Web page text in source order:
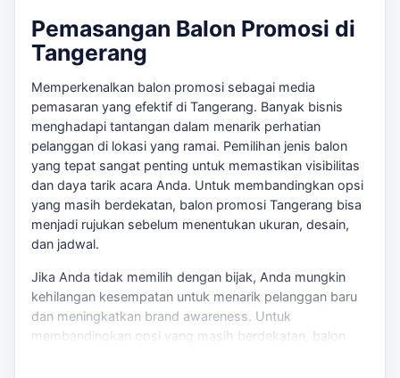
Pemasangan Balon Promosi di
Tangerang
Memperkenalkan balon promosi sebagai media
pemasaran yang efektif di Tangerang. Banyak bisnis
menghadapi tantangan dalam menarik perhatian
pelanggan di lokasi yang ramai. Pemilihan jenis balon
yang tepat sangat penting untuk memastikan visibilitas
dan daya tarik acara Anda. Untuk membandingkan opsi
yang masih berdekatan, balon promosi Tangerang bisa
menjadi rujukan sebelum menentukan ukuran, desain,
dan jadwal.
Jika Anda tidak memilih dengan bijak, Anda mungkin
kehilangan kesempatan untuk menarik pelanggan baru
dan meningkatkan brand awareness. Untuk
membandingkan opsi yang masih berdekatan, balon